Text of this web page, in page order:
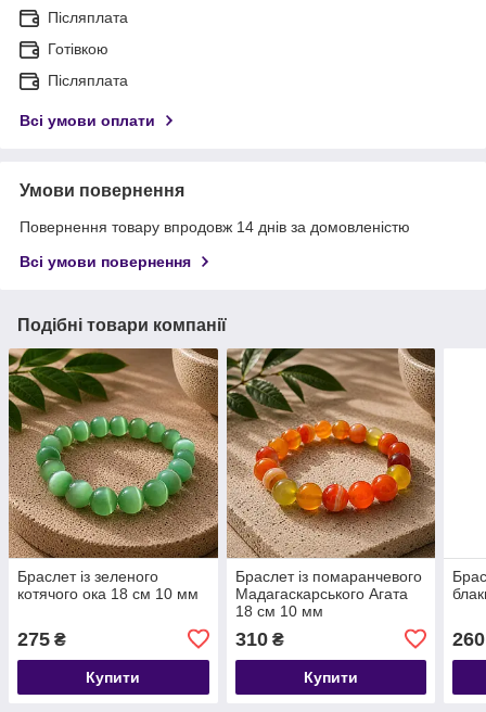
Післяплата
Готівкою
Післяплата
Всі умови оплати
Умови повернення
Повернення товару впродовж 14 днів за домовленістю
Всі умови повернення
Подібні товари компанії
Браслет із зеленого
котячого ока 18 см 10 мм
275 ₴
Купити
Браслет із помаранчевого
Мадагаскарського Агата
18 см 10 мм
310₴
Купити
260